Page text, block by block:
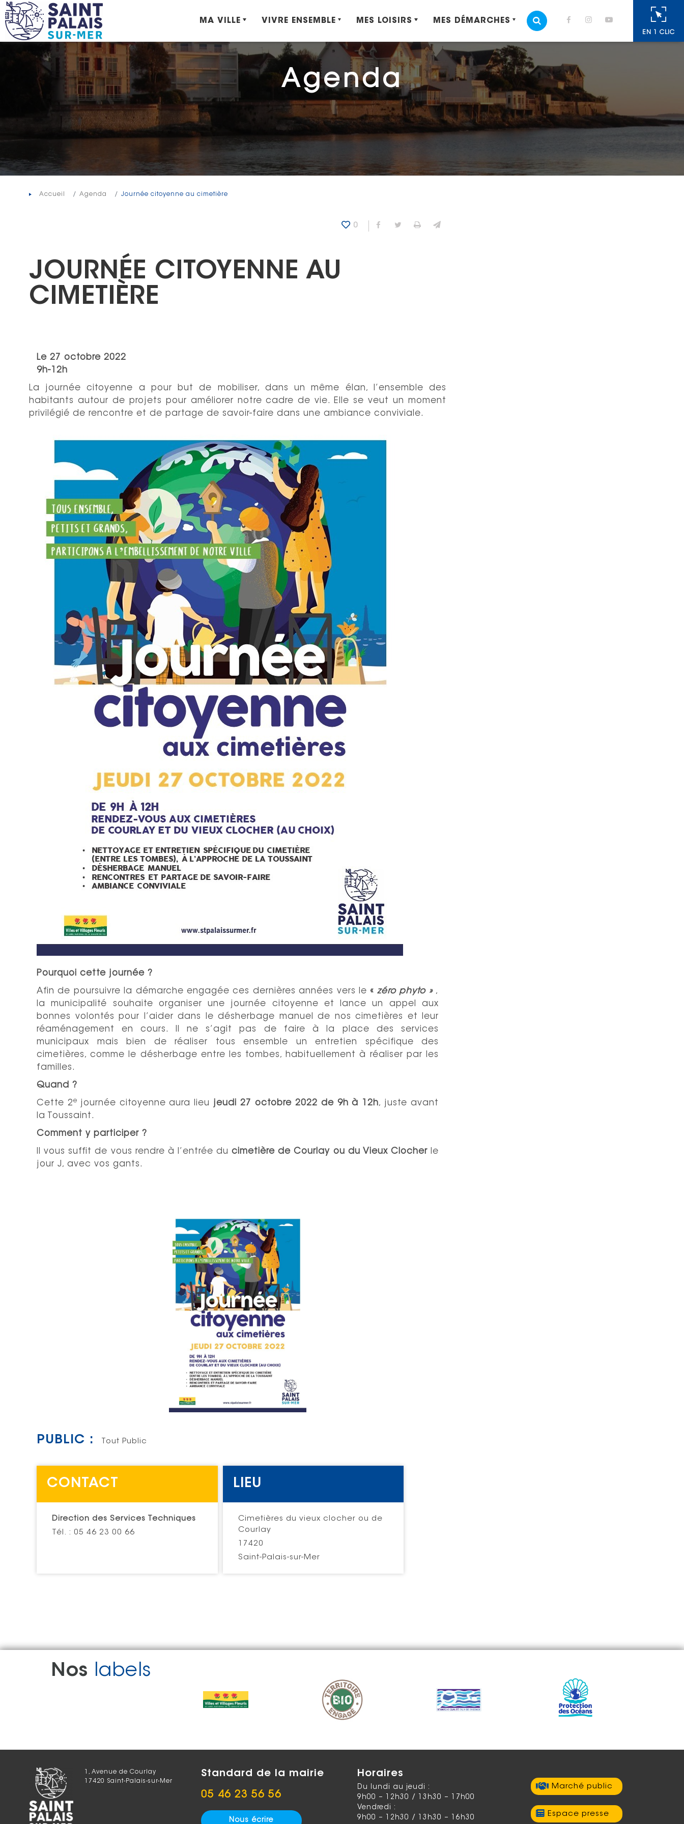
Panneau de gestion des cookies
EN 1 CLIC
MOTEUR DE RECHERCHE
MA VILLE VIVRE ENSEMBLE MES LOISIRS MES DÉMARCHES
Agenda
Accueil Agenda Journée citoyenne au cimetière
0 Partager sur Facebook
Partager sur Twitter
Imprimer
JOURNÉE CITOYENNE AU
CIMETIÈRE
Le 27 octobre 2022
9h-12h
La journée citoyenne a pour but de mobiliser, dans un même élan, l’ensemble des
habitants autour de projets pour améliorer notre cadre de vie. Elle se veut un moment
privilégié de rencontre et de partage de savoir-faire dans une ambiance conviviale.
Pourquoi cette journée ?
Afin de poursuivre la démarche engagée ces dernières années vers le« zéro phyto »,
la municipalité souhaite organiser une journée citoyenne et lance un appel aux
bonnes volontés pour l’aider dans le désherbage manuel de nos cimetières et leur
réaménagement en cours. Il ne s’agit pas de faire à la place des services
municipaux mais bien de réaliser tous ensemble un entretien spécifique des
cimetières, comme le désherbage entre les tombes, habituellement à réaliser par les
familles.
Quand ?
Cette 2e journée citoyenne aura lieu jeudi 27 octobre 2022 de 9h à 12h, juste avant
la Toussaint.
Comment y participer ?
Il vous suffit de vous rendre à l’entrée ducimetière de Courlay ou du Vieux Clocherle
jour J, avec vos gants.
PUBLIC : Tout Public
CONTACT
Direction des Services Techniques
Tél. : 05 46 23 00 66
LIEU
Cimetières du vieux clocher ou de
Courlay
17420
Saint-Palais-sur-Mer
Nos labels
1, Avenue de Courlay
17420 Saint-Palais-sur-Mer
Standard de la mairie
05 46 23 56 56
Nous écrire
Horaires
Du lundi au jeudi :
9h00 – 12h30 / 13h30 – 17h00
Vendredi :
9h00 – 12h30 / 13h30 – 16h30
Marché public
Espace presse